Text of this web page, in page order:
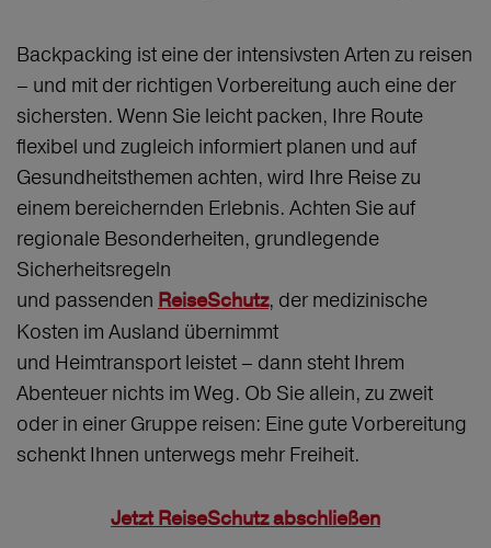
Backpacking ist eine der intensivsten Arten zu reisen
– und mit der richtigen Vorbereitung auch eine der
sichersten. Wenn Sie leicht packen, Ihre Route
flexibel und zugleich informiert planen und auf
Gesundheitsthemen achten, wird Ihre Reise zu
einem bereichernden Erlebnis. Achten Sie auf
regionale Besonderheiten, grundlegende
Sicherheitsregeln
und passenden ReiseSchutz, der medizinische
Kosten im Ausland übernimmt
und Heimtransport leistet – dann steht Ihrem
Abenteuer nichts im Weg. Ob Sie allein, zu zweit
oder in einer Gruppe reisen: Eine gute Vorbereitung
schenkt Ihnen unterwegs mehr Freiheit.
Jetzt ReiseSchutz abschließen